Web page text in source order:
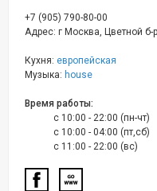
+7 (905) 790-80-00
Адрес: г Москва, Цветной б-
Кухня: европейская
Музыка: house
Время работы:
c 10:00 - 22:00 (пн-чт)
c 10:00 - 04:00 (пт,сб)
c 11:00 - 22:00 (вс)